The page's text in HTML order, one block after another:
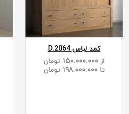
کمد لباس D.2064
از
تومان
تا ۱۹۸.۰۰۰.۰۰۰ تومان